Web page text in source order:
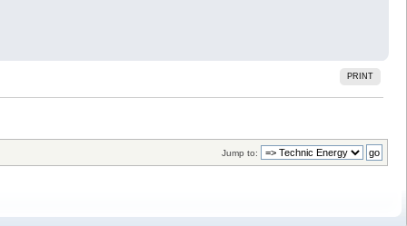
PRINT
Jump to: